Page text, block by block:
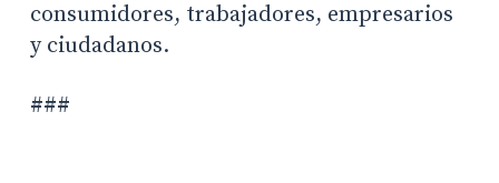
consumidores, trabajadores, empresarios
y ciudadanos.
###